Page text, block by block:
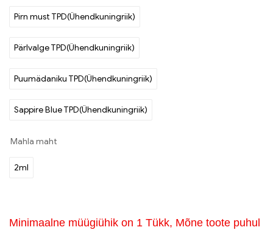
Pirn must TPD(Ühendkuningriik)
Pärlvalge TPD(Ühendkuningriik)
Puumädaniku TPD(Ühendkuningriik)
Sappire Blue TPD(Ühendkuningriik)
Mahla maht
2ml
Minimaalne müügiühik on 1 Tükk, Mõne toote puhul